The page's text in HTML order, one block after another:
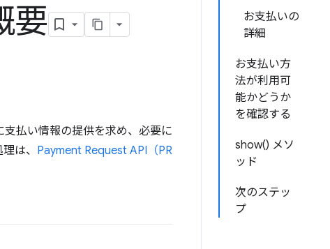
お支払いの
詳細
お支払い方
法が利用可
能かどうか
を確認する
show() メソ
ッド
次のステッ
プ
要
払い情報の提供を求め、必要に
は、 Payment Request API（PR